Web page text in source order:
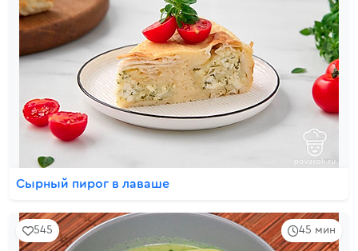
Сырный пирог в лаваше
45 мин
545